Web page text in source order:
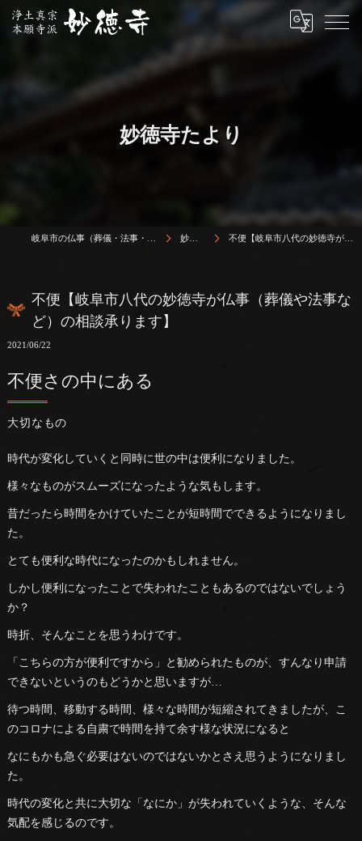
妙徳寺たより
妙徳寺たより 不便【岐阜市八代の妙徳寺が仏事（葬儀や法事など）の相談承ります】
不便【岐阜市八代の妙徳寺が仏事（葬儀や法事な
ど）の相談承ります】
2021/06/22
大切なもの
不便さの中にある
時代が変化していくと同時に世の中は便利になりました。
様々なものがスムーズになったような気もします。
昔だったら時間をかけていたことが短時間でできるようになりまし
た。
とても便利な時代になったのかもしれません。
しかし便利になったことで失われたこともあるのではないでしょう
か？
時折、そんなことを思うわけです。
「こちらの方が便利ですから」と勧められたものが、すんなり申請
できないというのもどうかと思いますが…
待つ時間、移動する時間、様々な時間が短縮されてきましたが、こ
のコロナによる自粛で時間を持て余す様な状況になると
なにもかも急ぐ必要はないのではないかとさえ思うようになりまし
た。
時代の変化と共に大切な「なにか」が失われていくような、そんな
気配を感じるのです。